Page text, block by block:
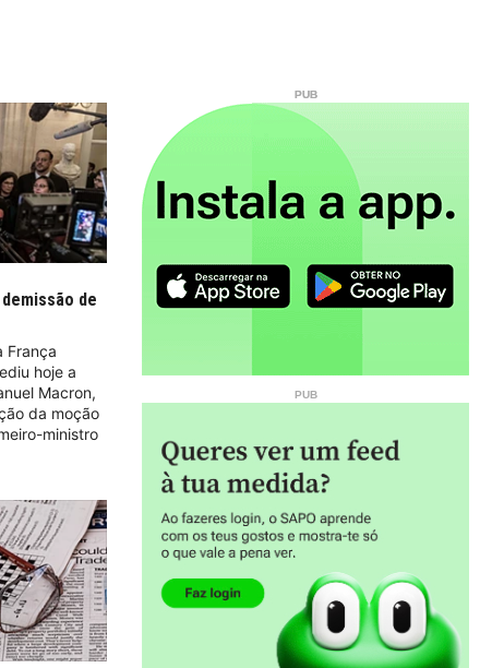
de
França
hoje a
Macron,
da moção
ministro